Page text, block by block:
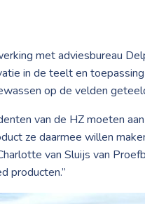
met adviesbureau
in de teelt en
op de velden
van de HZ moeten
ze daarmee willen
van Sluijs van
producten.”